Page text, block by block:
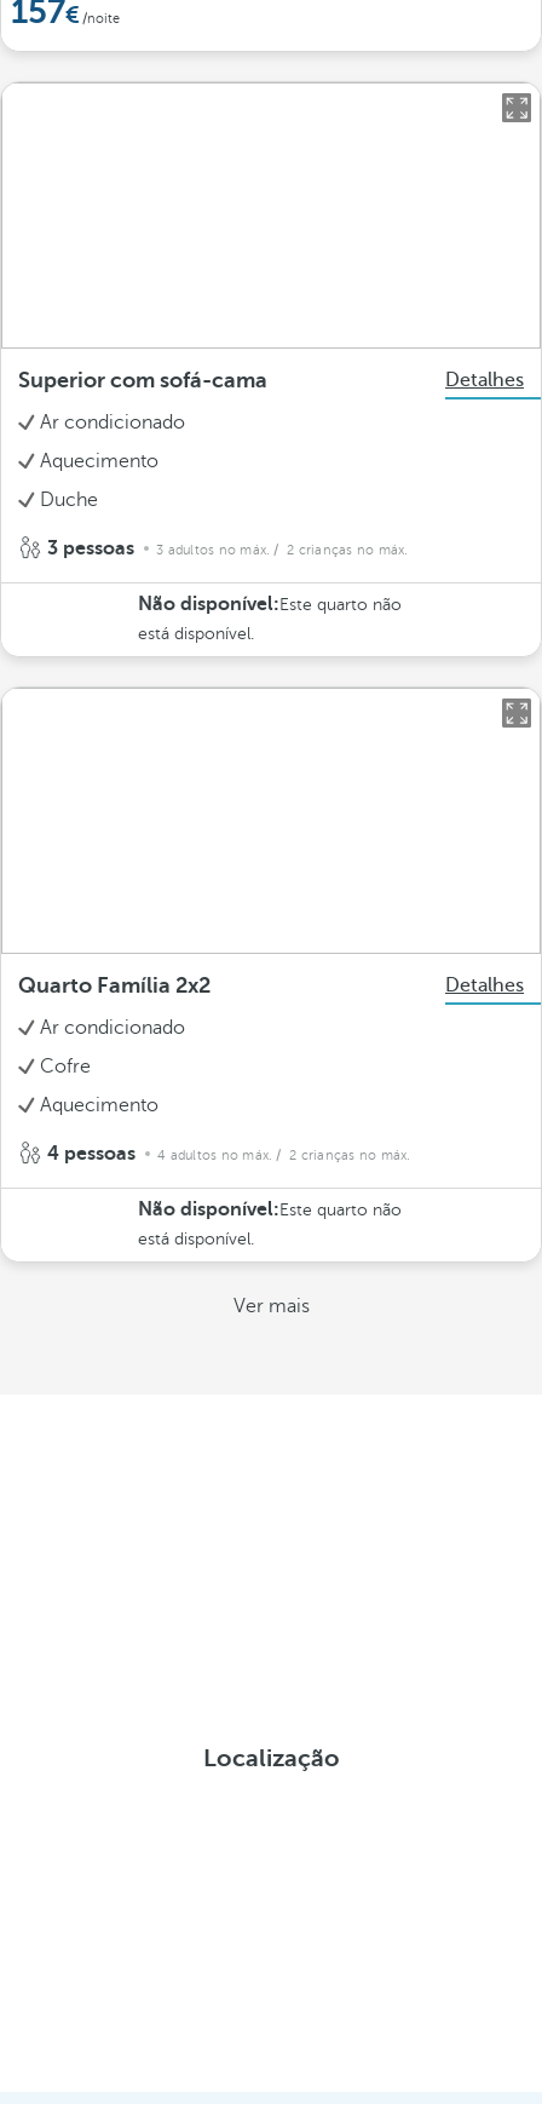
157 /noite
Superior com sofá-cama
Detalhes
Ar condicionado
Aquecimento
Duche
3 pessoas 3 adultos no máx. / 2 crianças no máx.
Não disponível: Este quarto não
está disponível.
Quarto Família 2x2
Detalhes
Ar condicionado
Cofre
Aquecimento
4 pessoas 4 adultos no máx. / 2 crianças no máx.
Não disponível: Este quarto não
está disponível.
Ver mais
Localização